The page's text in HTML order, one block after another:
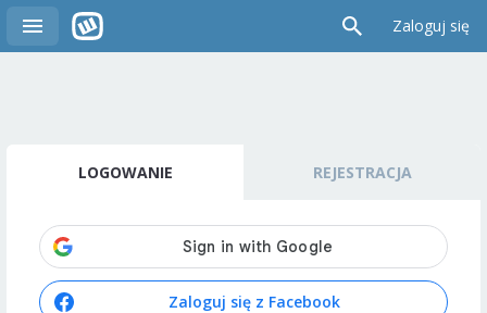
Zaloguj się
LOGOWANIE REJESTRACJA
Zaloguj się z Facebook